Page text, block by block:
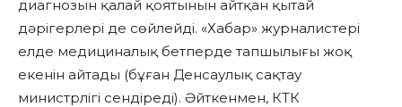
диагнозын қалай қоятынын айтқан қытай
дәрігерлері де сөйлейді. «Хабар» журналистері
елде медициналық бетперде тапшылығы жоқ
екенін айтады (бұған Денсаулық сақтау
министрлігі сендіреді). Әйткенмен, КТК